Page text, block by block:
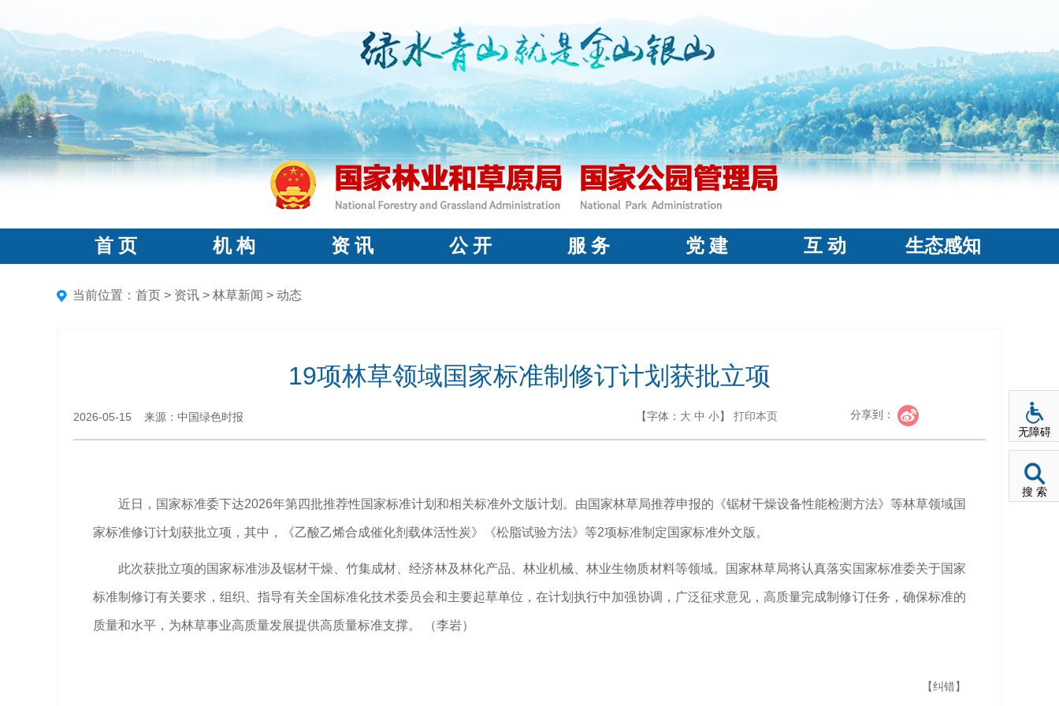
首 页 机 构 资 讯 公 开 服 务 党 建 互 动 生态感知
当前位置： 首页 > 资讯 > 林草新闻 > 动态
19项林草领域国家标准制修订计划获批立项
2026-05-15 来源：中国绿色时报 【字体： 大 中 小】 打印本页 分享到：
近日，国家标准委下达2026年第四批推荐性国家标准计划和相关标准外文版计划。由国家林草局推荐申报的《锯材干燥设备性能检测方法》等林草领域国
家标准修订计划获批立项，其中，《乙酸乙烯合成催化剂载体活性炭》《松脂试验方法》等2项标准制定国家标准外文版。
此次获批立项的国家标准涉及锯材干燥、竹集成材、经济林及林化产品、林业机械、林业生物质材料等领域。国家林草局将认真落实国家标准委关于国家
标准制修订有关要求，组织、指导有关全国标准化技术委员会和主要起草单位，在计划执行中加强协调，广泛征求意见，高质量完成制修订任务，确保标准的
质量和水平，为林草事业高质量发展提供高质量标准支撑。 （李岩）
【纠错】
无障碍
搜 索